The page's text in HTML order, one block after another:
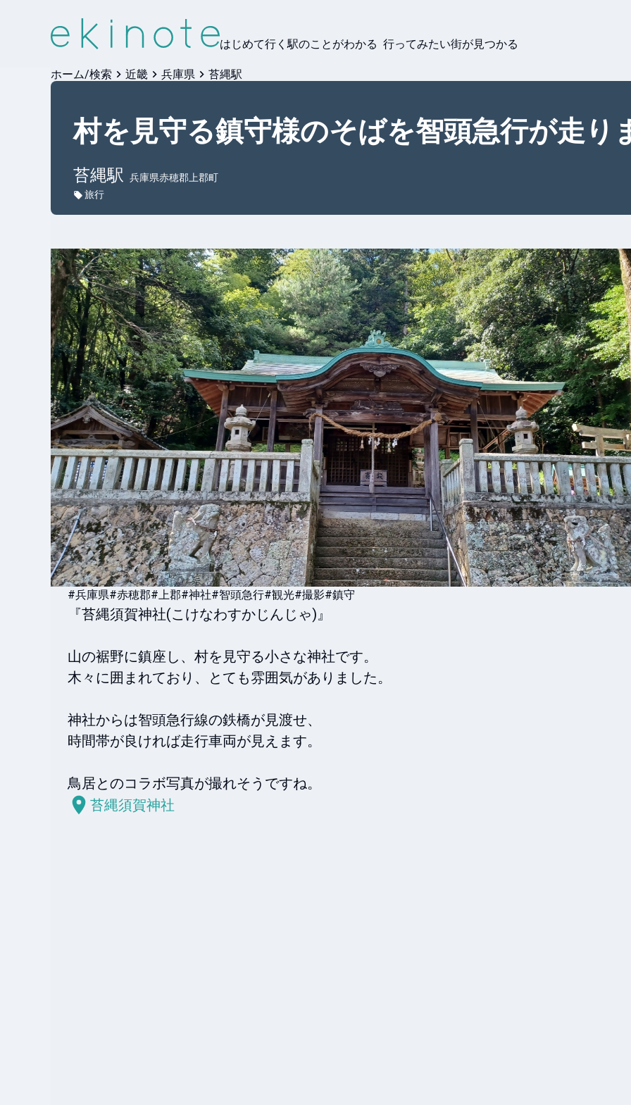
はじめて行く駅のことがわかる 行ってみたい街が見つかる
ホーム/検索 近畿 兵庫県 苔縄駅
村を見守る鎮守様のそばを智頭急行が走り
苔縄駅
兵庫県赤穂郡上郡町
旅行
#兵庫県#赤穂郡#上郡#神社#智頭急行#観光#撮影#鎮守
『苔縄須賀神社(こけなわすかじんじゃ)』
山の裾野に鎮座し、村を見守る小さな神社です。
木々に囲まれており、とても雰囲気がありました。
神社からは智頭急行線の鉄橋が見渡せ、
時間帯が良ければ走行車両が見えます。
苔縄須賀神社